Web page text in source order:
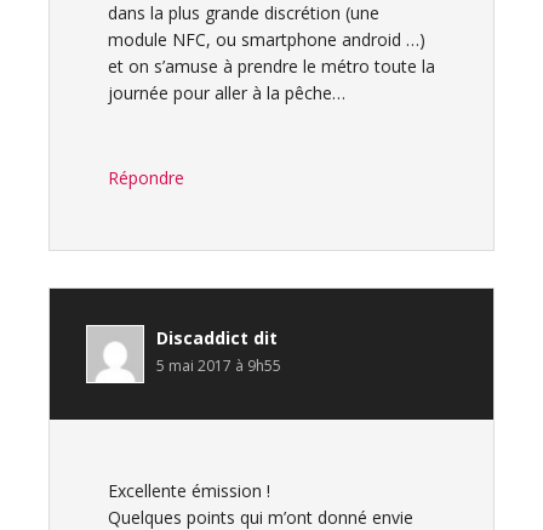
dans la plus grande discrétion (une
module NFC, ou smartphone android …)
et on s’amuse à prendre le métro toute la
journée pour aller à la pêche…
Répondre
Discaddict dit
5 mai 2017 à 9h55
Excellente émission !
Quelques points qui m’ont donné envie